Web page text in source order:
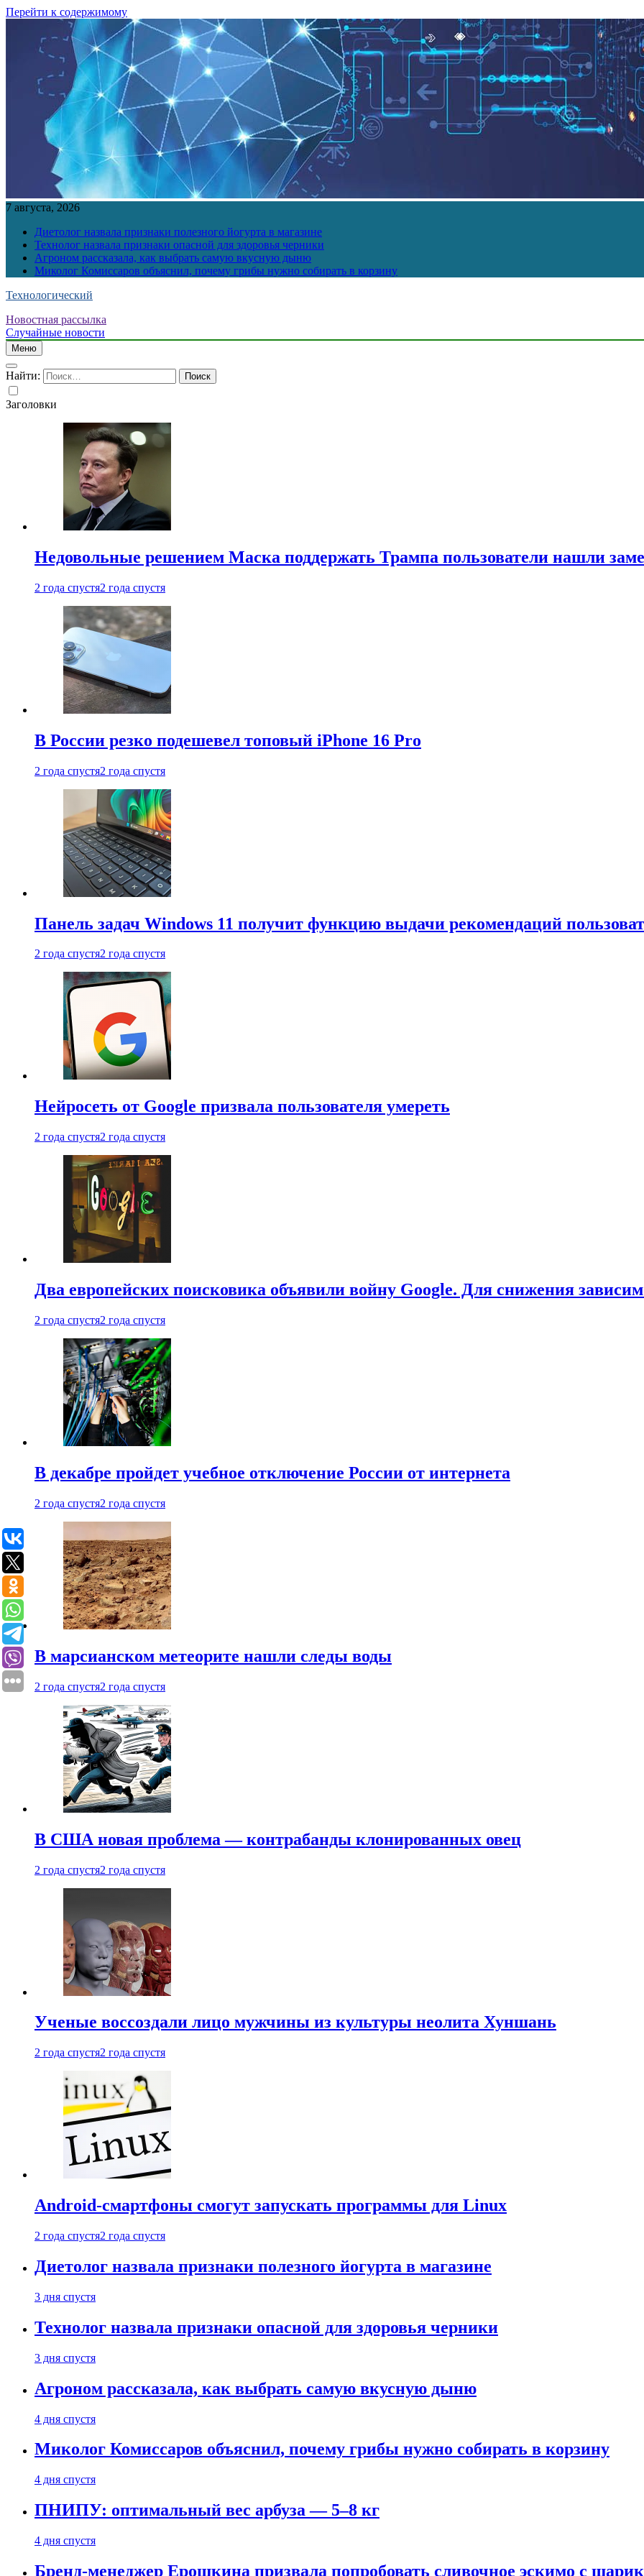
Перейти к содержимому
7 августа, 2026
Диетолог назвала признаки полезного йогурта в магазине
Технолог назвала признаки опасной для здоровья черники
Агроном рассказала, как выбрать самую вкусную дыню
Миколог Комиссаров объяснил, почему грибы нужно собирать в корзину
Технологический
Новостная рассылка
Случайные новости
Меню
Найти:
Заголовки
Недовольные решением Маска поддержать Трампа пользователи нашли
2 года спустя2 года спустя
В России резко подешевел топовый iPhone 16 Pro
2 года спустя2 года спустя
Панель задач Windows 11 получит функцию выдачи рекомендаций
2 года спустя2 года спустя
Нейросеть от Google призвала пользователя умереть
2 года спустя2 года спустя
Два европейских поисковика объявили войну Google. Для снижения
2 года спустя2 года спустя
В декабре пройдет учебное отключение России от интернета
2 года спустя2 года спустя
В марсианском метеорите нашли следы воды
2 года спустя2 года спустя
В США новая проблема — контрабанды клонированных овец
2 года спустя2 года спустя
Ученые воссоздали лицо мужчины из культуры неолита Хуншань
2 года спустя2 года спустя
Android-смартфоны смогут запускать программы для Linux
2 года спустя2 года спустя
Диетолог назвала признаки полезного йогурта в магазине
3 дня спустя
Технолог назвала признаки опасной для здоровья черники
3 дня спустя
Агроном рассказала, как выбрать самую вкусную дыню
4 дня спустя
Миколог Комиссаров объяснил, почему грибы нужно собирать в корзину
4 дня спустя
ПНИПУ: оптимальный вес арбуза — 5–8 кг
4 дня спустя
Бренд-менеджер Ерошкина призвала попробовать сливочное эскимо с